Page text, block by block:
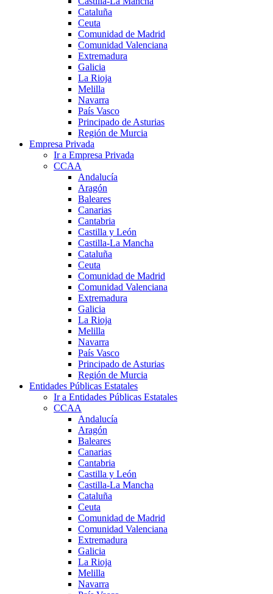
Cataluña
Ceuta
Comunidad de Madrid
Comunidad Valenciana
Extremadura
Galicia
La Rioja
Melilla
Navarra
País Vasco
Principado de Asturias
Región de Murcia
Empresa Privada
Ir a Empresa Privada
CCAA
Andalucía
Aragón
Baleares
Canarias
Cantabria
Castilla y León
Castilla-La Mancha
Cataluña
Ceuta
Comunidad de Madrid
Comunidad Valenciana
Extremadura
Galicia
La Rioja
Melilla
Navarra
País Vasco
Principado de Asturias
Región de Murcia
Entidades Públicas Estatales
Ir a Entidades Públicas Estatales
CCAA
Andalucía
Aragón
Baleares
Canarias
Cantabria
Castilla y León
Castilla-La Mancha
Cataluña
Ceuta
Comunidad de Madrid
Comunidad Valenciana
Extremadura
Galicia
La Rioja
Melilla
Navarra